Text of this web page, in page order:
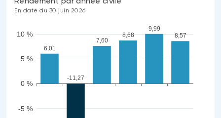
En date du 30 juin 2026
-5 %
0 %
5 %
10 %
6,01
-11,27
7,60
8,68
9,99
8,57